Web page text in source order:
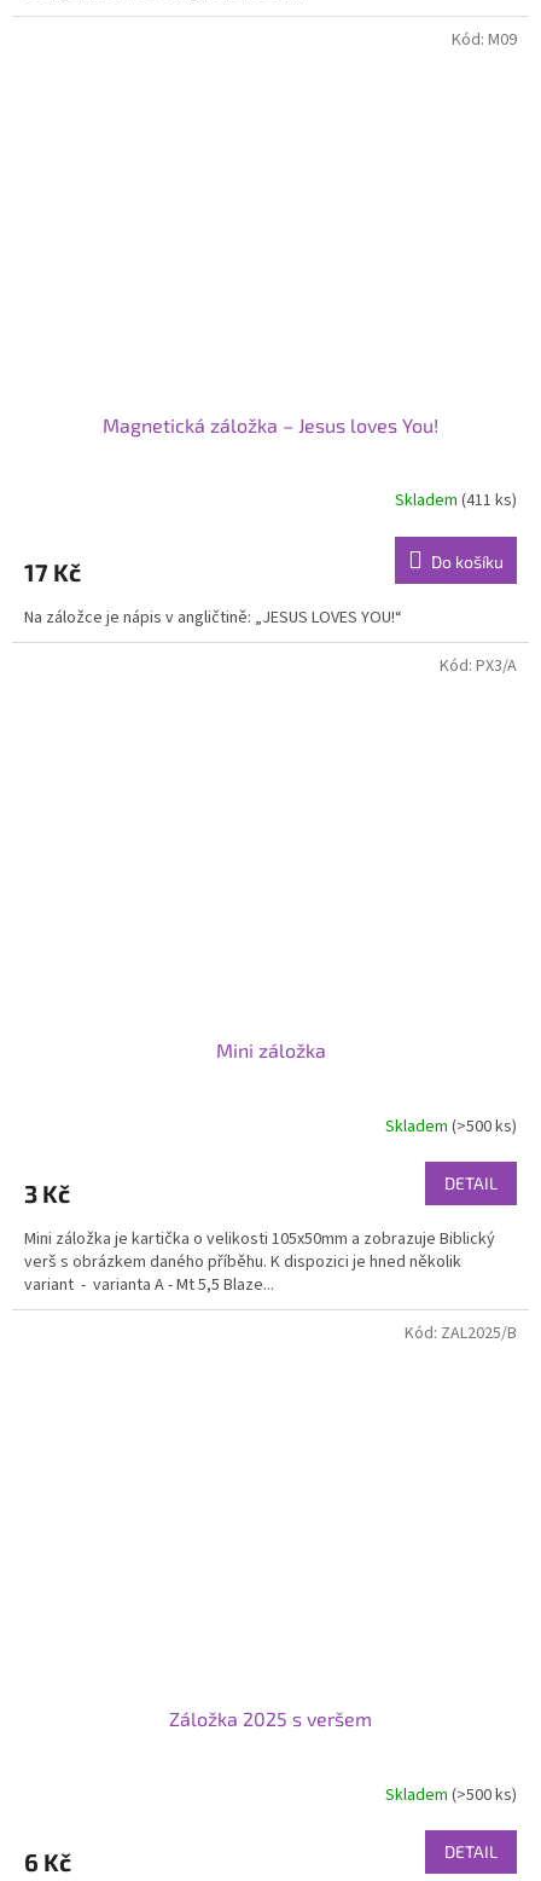
Magnetická záložka – Jesus loves You!
je
z
5
Skladem(411 ks)
17 Kč Do košíku
Na záložce je nápis v angličtině: „JESUS LOVES YOU!“
Kód: M09
Mini záložka
Skladem (>500 ks)
3 Kč DETAIL
Mini záložka je kartička o velikosti 105x50mm a zobrazuje Biblický
verš s obrázkem daného příběhu. K dispozici je hned několik
variant - varianta A - Mt 5,5 Blaze...
Kód: PX3/A
Záložka 2025 s veršem
Skladem (>500 ks)
6 Kč DETAIL
Kód: ZAL2025/B